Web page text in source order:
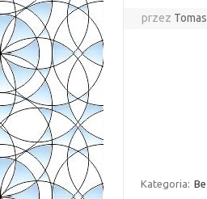
przez
Kategoria: